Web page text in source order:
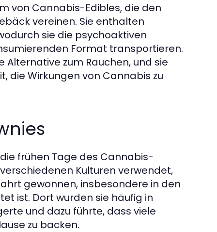
von Cannabis-Edibles, die den
vereinen. Sie enthalten
sie die psychoaktiven
Format transportieren.
Alternative zum Rauchen, und sie
die Wirkungen von Cannabis zu
frühen Tage des Cannabis-
Kulturen verwendet,
gewonnen, insbesondere in den
ist. Dort wurden sie häufig in
und dazu führte, dass viele
zu backen.